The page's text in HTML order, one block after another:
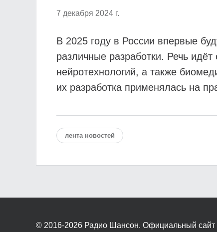
7 декабря 2024 г.
В 2025 году в России впервые
различные разработки. Речь
нейротехнологий, а также
их разработка применялась на
лента новостей
© 2016-2026 Радио Шансон. Официальный сайт